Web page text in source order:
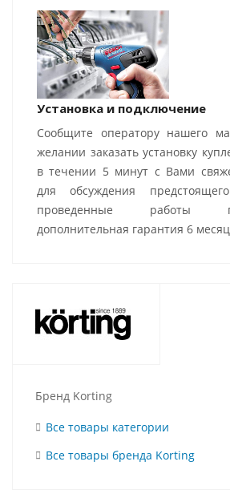
Установка и подключение
Сообщите оператору нашего
желании заказать установку
в течении 5 минут с Вами
для обсуждения
проведенные работы
дополнительная гарантия 6
Бренд Korting
Все товары категории
Все товары бренда Korting